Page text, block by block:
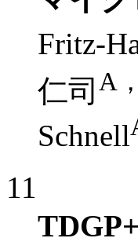
Fritz-
仁司 A
Schnell
11